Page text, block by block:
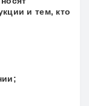
и тем, кто